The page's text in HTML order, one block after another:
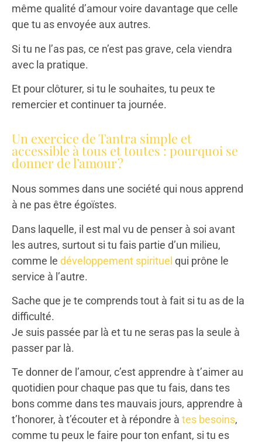
même qualité d’amour voire davantage que celle
que tu as envoyée aux autres.
Si tu ne l’as pas, ce n’est pas grave, cela viendra
avec la pratique.
Et pour clôturer, si tu le souhaites, tu peux te
remercier et continuer ta journée.
Un exercice de Tantra simple et
accessible à tous et toutes : pourquoi se
donner de l’amour ?
Nous sommes dans une société qui nous apprend
à ne pas être égoïstes.
Dans laquelle, il est mal vu de penser à soi avant
les autres, surtout si tu fais partie d’un milieu,
comme le développement spirituel qui prône le
service à l’autre.
Sache que je te comprends tout à fait si tu as de la
difficulté.
Je suis passée par là et tu ne seras pas la seule à
passer par là.
Te donner de l’amour, c’est apprendre à t’aimer au
quotidien pour chaque pas que tu fais, dans tes
bons comme dans tes mauvais jours, apprendre à
t’honorer, à t’écouter et à répondre à tes besoins,
comme tu peux le faire pour ton enfant, si tu es